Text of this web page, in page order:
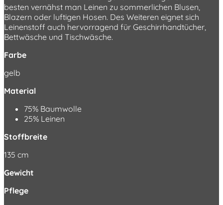
besten vernähst man Leinen zu sommerlichen Blusen,
Blazern oder luftigen Hosen. Des Weiteren eignet sich
Leinenstoff auch hervorragend für Geschirrhandtücher,
Bettwäsche und Tischwäsche.
Farbe
gelb
Material
75% Baumwolle
25% Leinen
Stoffbreite
135 cm
Gewicht
Pflege